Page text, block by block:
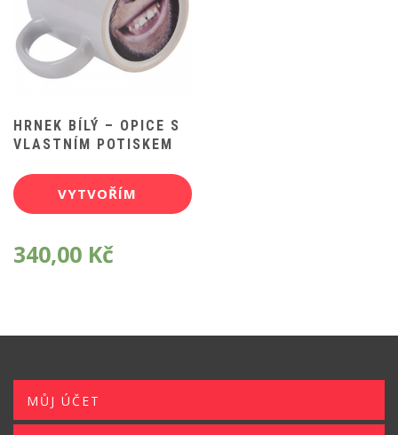
HRNEK BÍLÝ – OPICE S
VLASTNÍM POTISKEM
VYTVOŘÍM
340,00 Kč
MŮJ ÚČET